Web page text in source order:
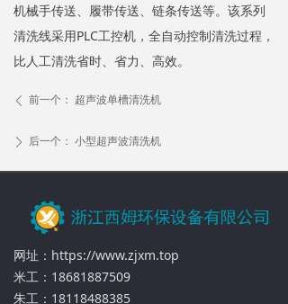
ꄴ 前一个： 超声波单槽清洗机
ꄲ 后一个： 小型超声波清洗机
机械手传送、履带传送、链条传送等。该系列
清洗线采用PLC工控机，全自动控制清洗过程，
比人工清洗省时、省力、高效。
网址：https://www.zjxm.top
米工：18681887509
朱工：18118488385